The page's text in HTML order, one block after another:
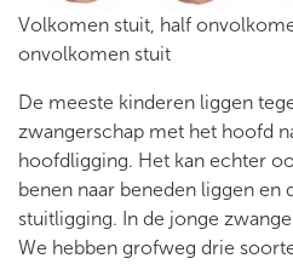
Volkomen stuit, half
onvolkomen stuit
De meeste kinderen liggen
zwangerschap met het hoofd
hoofdligging. Het kan echter
benen naar beneden liggen en
stuitligging. In de jonge
We hebben grofweg drie